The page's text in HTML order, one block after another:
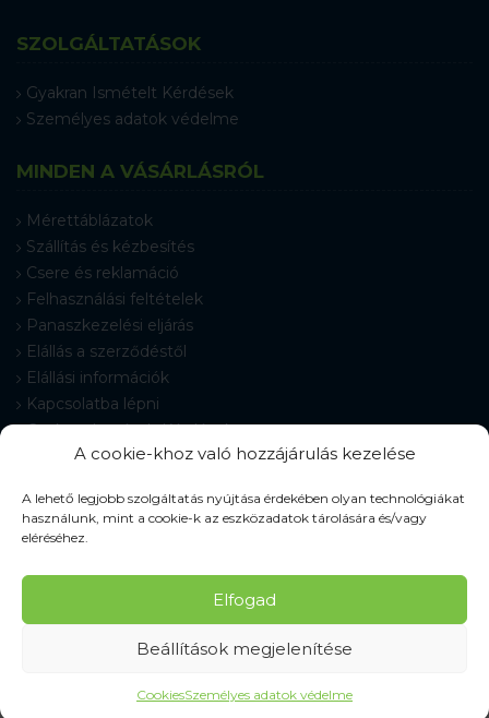
A cookie-khoz való hozzájárulás kezelése
A lehető legjobb szolgáltatás nyújtása érdekében olyan technológiákat
használunk, mint a cookie-k az eszközadatok tárolására és/vagy
eléréséhez.
Elfogad
Beállítások megjelenítése
CookiesSzemélyes adatok védelme
SZOLGÁLTATÁSOK
Gyakran Ismételt Kérdések
Személyes adatok védelme
MINDEN A VÁSÁRLÁSRÓL
Mérettáblázatok
Szállítás és kézbesítés
Csere és reklamáció
Felhasználási feltételek
Panaszkezelési eljárás
Elállás a szerződéstől
Elállási információk
Kapcsolatba lépni
Gyakran Ismételt Kérdések
Cookie-beállítások